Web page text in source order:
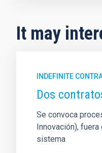
It may
INDEFINITE
Dos
Se convoca
Innovación),
sistema